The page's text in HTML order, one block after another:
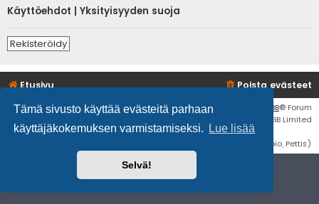
Tämä sivusto käyttää evästeitä parhaan
käyttäjäkokemuksen varmistamiseksi.
Lue lisää
Selvä!
Käyttöehdot
Yksityisyyden suoja
Rekisteröidy
Etusivu Poista evästeet
Flat Style byIan Bradley• Keskustelufoorumin ohjelmisto phpBB® Forum
Software © phpBB Limited
Käännös: phpBB Suomi (lurttinen, harritapio, Pettis)